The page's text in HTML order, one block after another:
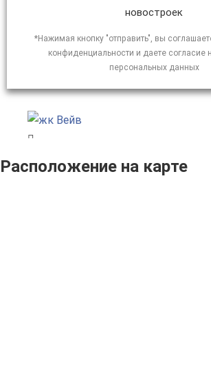
новостроек
*Нажимая кнопку "отправить", вы
конфиденциальности и даете согласие
персональных данных
Расположение на карте